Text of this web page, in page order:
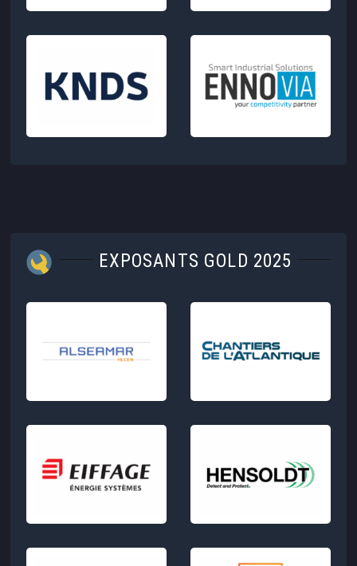
EXPOSANTS GOLD 2025